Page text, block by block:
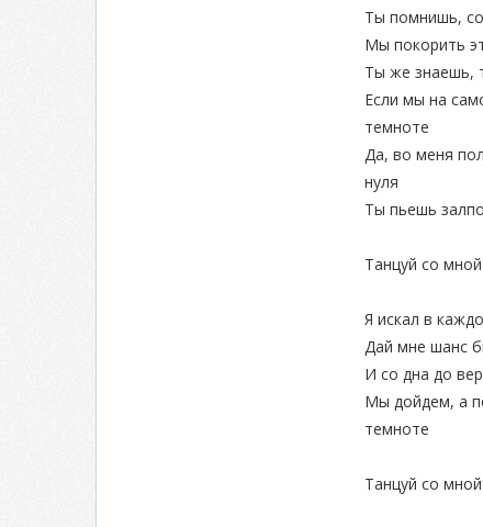
Ты помнишь,
Мы покорить
Ты же знаешь,
Если мы на
темноте
Да, во меня
нуля
Ты пьешь
Танцуй со
Я искал в
Дай мне шанс
И со дна до
Мы дойдем, а
темноте
Танцуй со